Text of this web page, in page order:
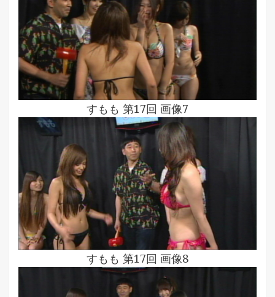
すもも 第17回 画像7
すもも 第17回 画像8